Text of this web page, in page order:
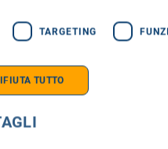
TARGETING
TUTTO